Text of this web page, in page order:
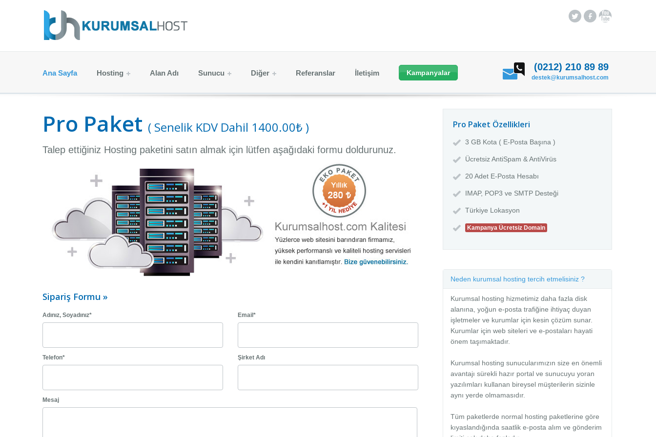
Ana Sayfa Hosting Alan Adı Sunucu Diğer Referanslar İletişim Kampanyalar
(0212) 210 89 89
destek@kurumsalhost.com
Pro Paket ( Senelik KDV Dahil 1400.00₺ )
Talep ettiğiniz Hosting paketini satın almak için lütfen aşağıdaki formu doldurunuz.
Sipariş Formu »
Adınız, Soyadınız* Email*
Telefon* Şirket Adı
Mesaj
Pro Paket Özellikleri
3 GB Kota ( E-Posta Başına )
Ücretsiz AntiSpam & AntiVirüs
20 Adet E-Posta Hesabı
IMAP, POP3 ve SMTP Desteği
Türkiye Lokasyon
Kampanya Ücretsiz Domain
Neden kurumsal hosting tercih etmelisiniz ?
Kurumsal hosting hizmetimiz daha fazla disk
alanına, yoğun e-posta trafiğine ihtiyaç duyan
işletmeler ve kurumlar için kesin çözüm sunar.
Kurumlar için web siteleri ve e-postaları hayati
önem taşımaktadır.
Kurumsal hosting sunucularımızın size en önemli
avantajı sürekli hazır portal ve sunucuyu yoran
yazılımları kullanan bireysel müşterilerin sizinle
aynı yerde olmamasıdır.
Tüm paketlerde normal hosting paketlerine göre
kıyaslandığında saatlik e-posta alım ve gönderim